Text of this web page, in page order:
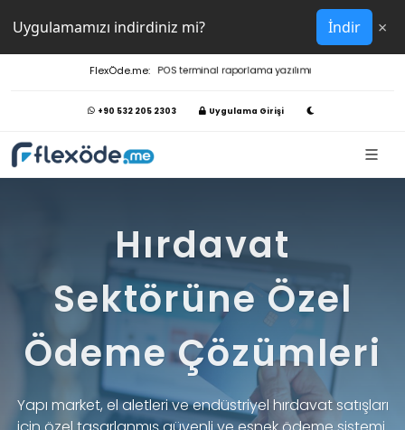
Uygulamamızı indirdiniz mi? İndir ×
FlexÖde.me: POS terminal raporlama yazılımı
+90 532 205 2303 Uygulama Girişi
Hırdavat
Sektörüne Özel
Ödeme Çözümleri
Yapı market, el aletleri ve endüstriyel hırdavat satışları